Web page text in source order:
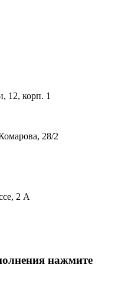
12, корп. 1
28/2
2 А
нажмите